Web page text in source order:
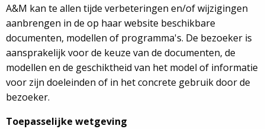
A&M kan te allen tijde verbeteringen en/of wijzigingen
aanbrengen in de op haar website beschikbare
documenten, modellen of programma's. De bezoeker is
aansprakelijk voor de keuze van de documenten, de
modellen en de geschiktheid van het model of informatie
voor zijn doeleinden of in het concrete gebruik door de
bezoeker.
Toepasselijke wetgeving